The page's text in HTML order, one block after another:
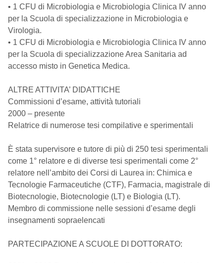
• 1 CFU di Microbiologia e Microbiologia Clinica IV anno
per la Scuola di specializzazione in Microbiologia e
Virologia.
• 1 CFU di Microbiologia e Microbiologia Clinica IV anno
per la Scuola di specializzazione Area Sanitaria ad
accesso misto in Genetica Medica.
ALTRE ATTIVITA’ DIDATTICHE
Commissioni d’esame, attività tutoriali
2000 – presente
Relatrice di numerose tesi compilative e sperimentali
È stata supervisore e tutore di più di 250 tesi sperimentali
come 1° relatore e di diverse tesi sperimentali come 2°
relatore nell’ambito dei Corsi di Laurea in: Chimica e
Tecnologie Farmaceutiche (CTF), Farmacia, magistrale di
Biotecnologie, Biotecnologie (LT) e Biologia (LT).
Membro di commissione nelle sessioni d’esame degli
insegnamenti sopraelencati
PARTECIPAZIONE A SCUOLE DI DOTTORATO: